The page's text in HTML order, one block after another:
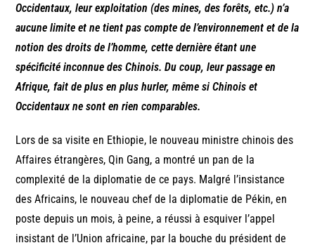
Occidentaux, leur exploitation (des mines, des forêts, etc.) n’a
aucune limite et ne tient pas compte de l’environnement et de la
notion des droits de l’homme, cette dernière étant une
spécificité inconnue des Chinois. Du coup, leur passage en
Afrique, fait de plus en plus hurler, même si Chinois et
Occidentaux ne sont en rien comparables.
Lors de sa visite en Ethiopie, le nouveau ministre chinois des
Affaires étrangères, Qin Gang, a montré un pan de la
complexité de la diplomatie de ce pays. Malgré l’insistance
des Africains, le nouveau chef de la diplomatie de Pékin, en
poste depuis un mois, à peine, a réussi à esquiver l’appel
insistant de l’Union africaine, par la bouche du président de